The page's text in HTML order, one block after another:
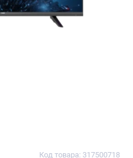
Код товара: 317500718